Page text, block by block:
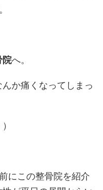
院へ。
か痛くなってしまっ
にこの整骨院を紹介